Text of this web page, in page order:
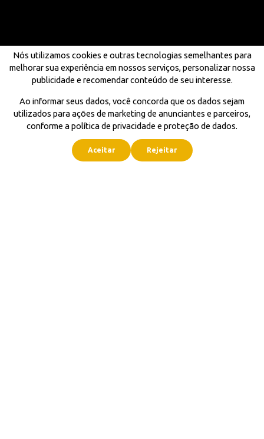
Nós utilizamos cookies e outras tecnologias semelhantes para
melhorar sua experiência em nossos serviços, personalizar nossa
publicidade e recomendar conteúdo de seu interesse.
Ao informar seus dados, você concorda que os dados sejam
utilizados para ações de marketing de anunciantes e parceiros,
conforme a política de privacidade e proteção de dados.
Aceitar Rejeitar